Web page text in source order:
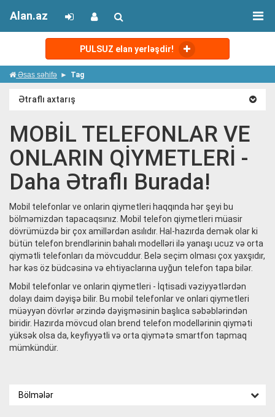
PULSUZ elan yerləşdir!
Alan.az
Əsas səhifə Tag
Ətraflı axtarış
MOBİL TELEFONLAR VE
ONLARIN QİYMETLERİ -
Daha Ətraflı Burada!
Mobil telefonlar ve onlarin qiymetleri haqqında hər şeyi bu
bölməmizdən tapacaqsınız. Mobil telefon qiymetleri müasir
dövrümüzdə bir çox amillərdən asılıdır. Hal-hazırda demək olar ki
bütün telefon brendlərinin bahalı modelləri ilə yanaşı ucuz və orta
qiymətli telefonları da mövcuddur. Belə seçim olması çox yaxşıdır,
hər kəs öz büdcəsinə və ehtiyaclarına uyğun telefon tapa bilər.
Mobil telefonlar ve onlarin qiymetleri - İqtisadi vəziyyətlərdən
dolayı daim dəyişə bilir. Bu mobil telefonlar ve onlari qiymetleri
müəyyən dövrlər ərzində dəyişməsinin başlıca səbəblərindən
biridir. Hazırda mövcud olan brend telefon modellərinin qiyməti
yüksək olsa da, keyfiyyətli və orta qiymətə smartfon tapmaq
mümkündür.
Bölmələr